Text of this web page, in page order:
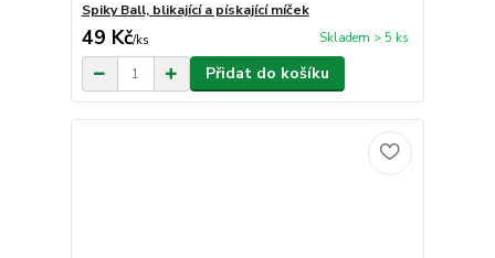
Spiky Ball, blikající a pískající míček
49 Kč/ks Skladem > 5 ks
Přidat do košíku